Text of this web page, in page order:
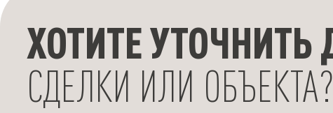
ХОТИТЕ УТОЧНИТЬ
СДЕЛКИ ИЛИ ОБЪЕКТА?